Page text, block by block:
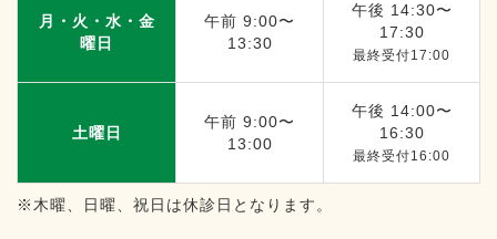
月・火・水・金
曜日
午前 9:00〜
13:30
午後 14:30〜
17:30
最終受付17:00
土曜日
午前 9:00〜
13:00
午後 14:00〜
16:30
最終受付16:00
※木曜、日曜、祝日は休診日となります。